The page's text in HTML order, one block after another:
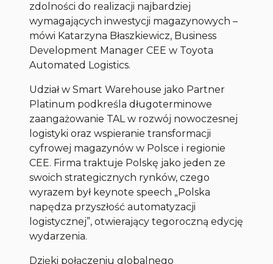
zdolności do realizacji najbardziej
wymagających inwestycji magazynowych –
mówi Katarzyna Błaszkiewicz, Business
Development Manager CEE w Toyota
Automated Logistics.
Udział w Smart Warehouse jako Partner
Platinum podkreśla długoterminowe
zaangażowanie TAL w rozwój nowoczesnej
logistyki oraz wspieranie transformacji
cyfrowej magazynów w Polsce i regionie
CEE. Firma traktuje Polskę jako jeden ze
swoich strategicznych rynków, czego
wyrazem był keynote speech „Polska
napędza przyszłość automatyzacji
logistycznej”, otwierający tegoroczną edycję
wydarzenia.
Dzięki połączeniu globalnego